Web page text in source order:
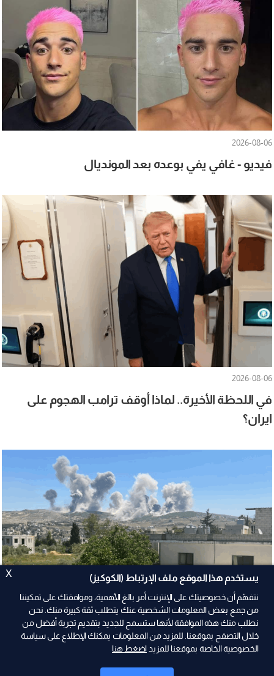
2026-08-06
فيديو - غافي يفي بوعده بعد المونديال
2026-08-06
في اللحظة الأخيرة.. لماذا أوقف ترامب الهجوم على
ايران؟
2026-08-06
تل أبيب تُقنع واشنطن بـ "علي الطاهر".. ومهلة
X يستخدم هذا الموقع ملف الإرتباط (الكوكيز)
نتفهّم أن خصوصيتك على الإنترنت أمر بالغ الأهمية، وموافقتك على تمكيننا
من جمع بعض المعلومات الشخصية عنك يتطلب ثقة كبيرة منك. نحن
نطلب منك هذه الموافقة لأنها ستسمح للجديد بتقديم تجربة أفضل من
خلال التصفح بموقعنا. للمزيد من المعلومات يمكنك الإطلاع على سياسة
الخصوصية الخاصة بموقعنا للمزيد اضغط هنا